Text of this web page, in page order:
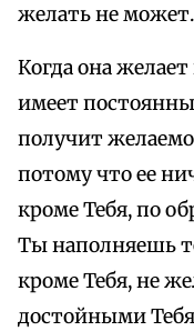
желать не может.
Когда она
имеет
получит
потому что ее
кроме Тебя, по
Ты наполняешь
кроме Тебя, не
достойными